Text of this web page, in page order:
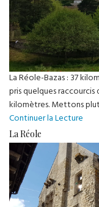
La Réole-Bazas : 37
pris quelques
kilomètres. Mettons
Continuer la Lecture
de
La
à
La Réole